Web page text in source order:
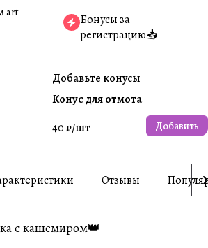
art
Бонусы за
регистрацию📥
Добавьте конусы
Конус для отмота
40 ₽/шт Добавить
Отзывы
с кашемиром👑